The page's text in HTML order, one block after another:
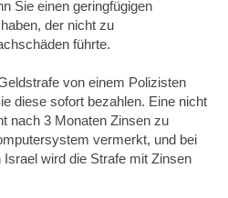
Sie einen geringfügigen
der nicht zu
führte.
von einem Polizisten
diese sofort bezahlen. Eine nicht
nach 3 Monaten Zinsen zu
vermerkt, und bei
wird die Strafe mit Zinsen